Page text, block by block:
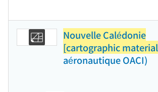
Nouvelle Calédonie
[cartographic
aéronautique OACI)